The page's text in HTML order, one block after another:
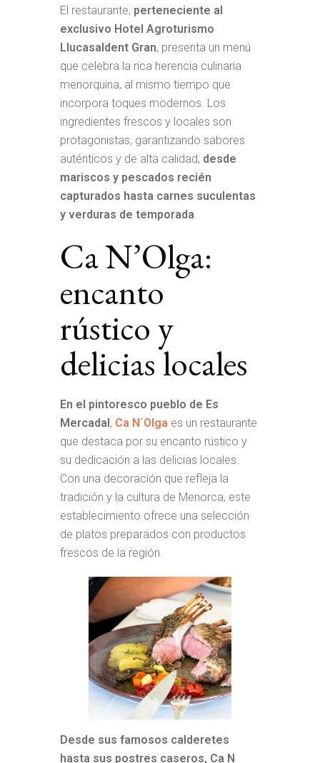
El restaurante, perteneciente al
exclusivo Hotel Agroturismo
Llucasaldent Gran, presenta un menú
que celebra la rica herencia culinaria
menorquina, al mismo tiempo que
incorpora toques modernos. Los
ingredientes frescos y locales son
protagonistas, garantizando sabores
auténticos y de alta calidad, desde
mariscos y pescados recién
capturados hasta carnes suculentas
y verduras de temporada.
Ca N’Olga:
encanto
rústico y
delicias locales
En el pintoresco pueblo de Es
Mercadal, Ca N´Olga es un restaurante
que destaca por su encanto rústico y
su dedicación a las delicias locales.
Con una decoración que refleja la
tradición y la cultura de Menorca, este
establecimiento ofrece una selección
de platos preparados con productos
frescos de la región.
Desde sus famosos calderetes
hasta sus postres caseros, Ca N